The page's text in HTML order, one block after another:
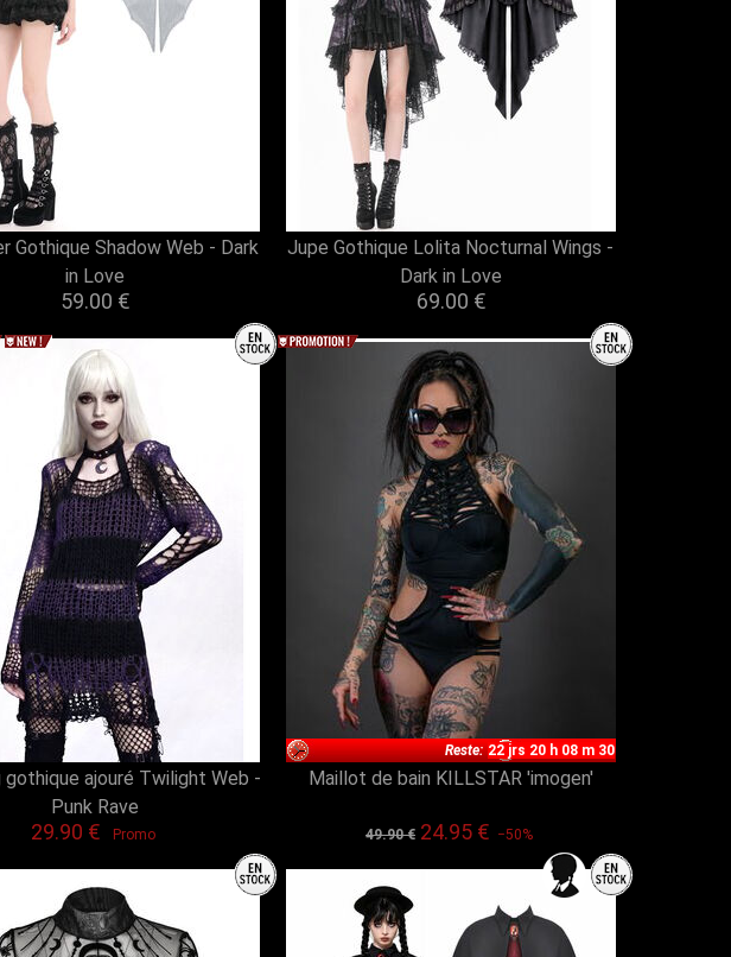
Gothique Shadow Web - Dark
in Love
59.00 €
Jupe Gothique Lolita Nocturnal Wings -
Dark in Love
69.00 €
gothique ajouré Twilight Web -
Punk Rave
29.90 € Promo
Reste:22 jrs 20 h 08 m 29
Maillot de bain KILLSTAR 'imogen'
49.90 € 24.95 € −50%